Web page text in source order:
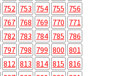
752 753 754 755 756
767 768 769 770 771
782 783 784 785 786
797 798 799 800 801
812 813 814 815 816